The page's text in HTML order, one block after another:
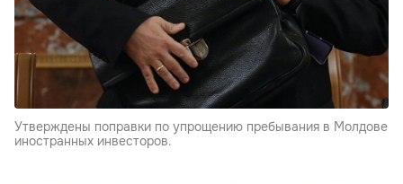
Утверждены поправки по упрощению пребывания в Молдове
иностранных инвесторов.